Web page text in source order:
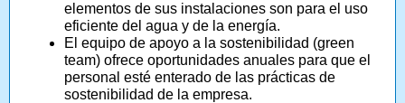
elementos de sus instalaciones son para el uso
eficiente del agua y de la energía.
El equipo de apoyo a la sostenibilidad (green
team) ofrece oportunidades anuales para que el
personal esté enterado de las prácticas de
sostenibilidad de la empresa.